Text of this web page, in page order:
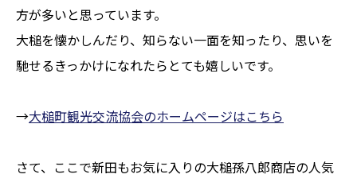
方が多いと思っています。
大槌を懐かしんだり、知らない一面を知ったり、思いを
馳せるきっかけになれたらとても嬉しいです。
→大槌町観光交流協会のホームページはこちら
さて、ここで新田もお気に入りの大槌孫八郎商店の人気